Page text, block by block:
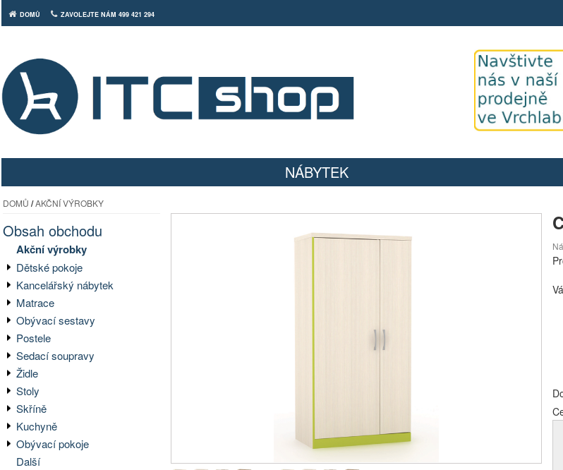
DOMŮ ZAVOLEJTE NÁM 499 421 294
NÁBYTEK
DOMŮ /AKČNÍ VÝROBKY
Obsah obchodu
Akční výrobky
Dětské pokoje
Kancelářský nábytek
Matrace
Obývací sestavy
Postele
Sedací soupravy
Židle
Stoly
Skříně
Kuchyně
Obývací pokoje
Další